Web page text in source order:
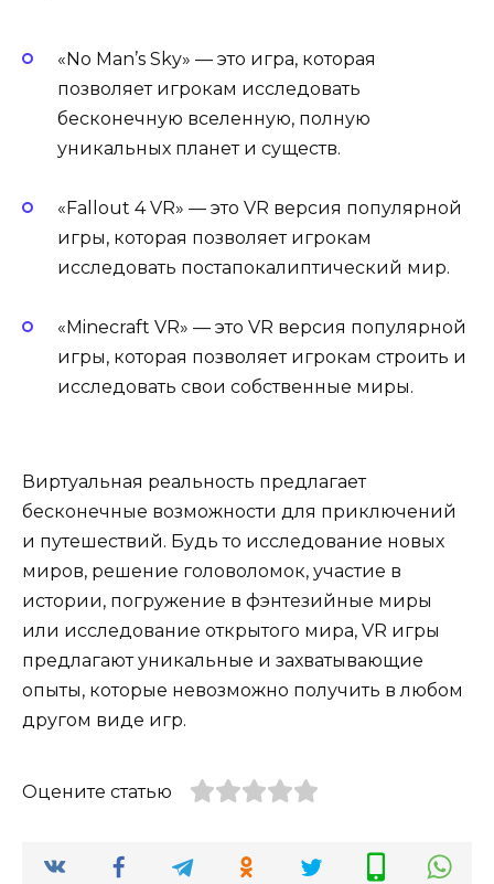
«No Man’s Sky» — это игра, которая
позволяет игрокам исследовать
бесконечную вселенную, полную
уникальных планет и существ.
«Fallout 4 VR» — это VR версия популярной
игры, которая позволяет игрокам
исследовать постапокалиптический мир.
«Minecraft VR» — это VR версия популярной
игры, которая позволяет игрокам строить и
исследовать свои собственные миры.
Виртуальная реальность предлагает
бесконечные возможности для приключений
и путешествий. Будь то исследование новых
миров, решение головоломок, участие в
истории, погружение в фэнтезийные миры
или исследование открытого мира, VR игры
предлагают уникальные и захватывающие
опыты, которые невозможно получить в любом
другом виде игр.
Оцените статью